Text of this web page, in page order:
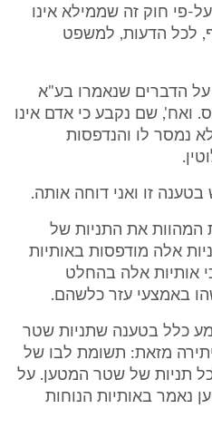
פי חוק זה שממילא אינו
לכל הדעות, למשפט
הדברים שנאמרו בע"א
ואח', שם נקבע כי אדם אינו
נמסר לו והנדפסות
זו ואני דוחה אותה.
המהוות את התניות של
אלה מודפסות באותיות
אותיות אלה בהחלט
באמצעי עזר כלשהם.
כלל בטענה שתניות שטר
מזאת: תשומת לבו של
תניות של שטר המטען. על
נאמר באותיות הנוחות